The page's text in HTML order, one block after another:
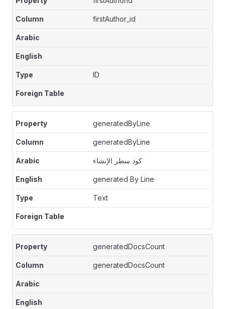
firstAuthor_id
ID
generatedByLine
generatedByLine
كود سطر الإنشاء
generated By Line
Text
generatedDocsCount
generatedDocsCount